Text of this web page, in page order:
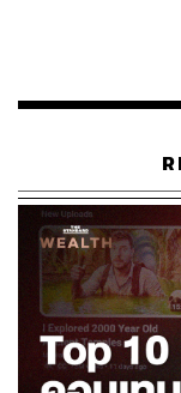
เลยคือเป็นเจ้าขอ
ความสำเร็จส่วน
ด้านไหน